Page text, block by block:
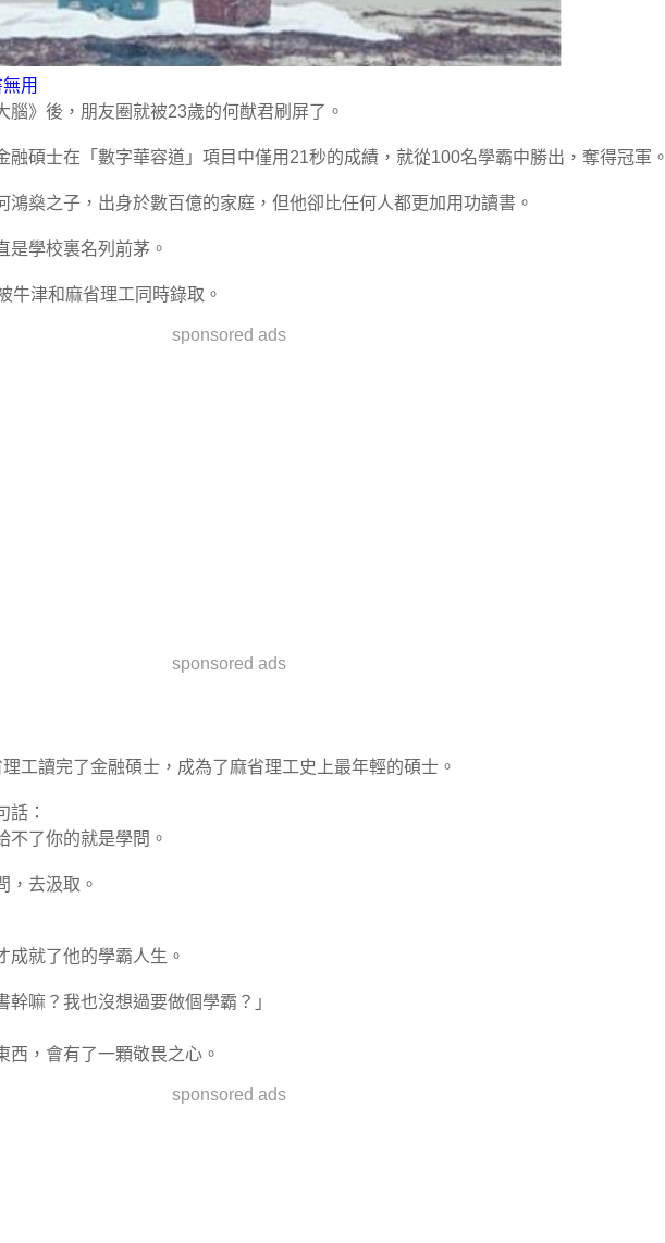
用
腦》後，朋友圈就被23歲的何猷君刷屏了。
融碩士在「數字華容道」項目中僅用21秒的成績，就從100名學霸中勝出，奪得冠軍。
鴻燊之子，出身於數百億的家庭，但他卻比任何人都更加用功讀書。
是學校裏名列前茅。
牛津和麻省理工同時錄取。
sponsored ads
sponsored ads
工讀完了金融碩士，成為了麻省理工史上最年輕的碩士。
話：
不了你的就是學問。
，去汲取。
成就了他的學霸人生。
嘛？我也沒想過要做個學霸？」
西，會有了一顆敬畏之心。
sponsored ads